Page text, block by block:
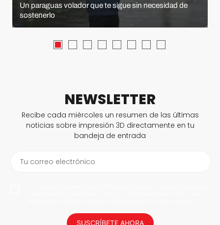
Un paraguas volador que te sigue sin necesidad de
sostenerlo
NEWSLETTER
Recibe cada miércoles un resumen de las últimas
noticias sobre impresión 3D directamente en tu
bandeja de entrada
Tu correo electrónico
SUSCRÍBETE AHORA